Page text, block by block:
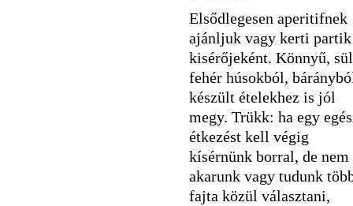
Elsődlegesen aperitifnek
ajánljuk vagy kerti partik
kisérőjeként. Könnyű,
fehér húsokból,
készült ételekhez is jól
megy. Trükk: ha egy
étkezést kell végig
kísérnünk borral, de nem
akarunk vagy tudunk
fajta közül választani,